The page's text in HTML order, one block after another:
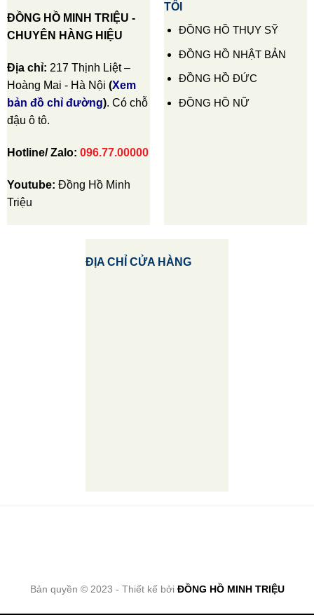
ĐỒNG HỒ MINH TRIỆU -
CHUYÊN HÀNG HIỆU
Địa chỉ: 217 Thịnh Liệt –
Hoàng Mai - Hà Nội (Xem
bản đồ chỉ đường). Có chỗ
đậu ô tô.
Hotline/ Zalo: 096.77.00000
Youtube: Đồng Hồ Minh
Triệu
TÔI
ĐỒNG HỒ THỤY SỸ
ĐỒNG HỒ NHẬT BẢN
ĐỒNG HỒ ĐỨC
ĐỒNG HỒ NỮ
ĐỊA CHỈ CỬA HÀNG
Bản quyền © 2023 - Thiết kế bởi ĐỒNG HỒ MINH TRIỆU